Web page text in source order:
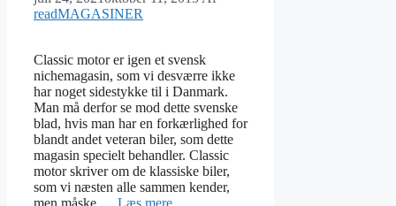
readMAGASINER
Classic motor er igen et svensk
nichemagasin, som vi desværre ikke
har noget sidestykke til i Danmark.
Man må derfor se mod dette svenske
blad, hvis man har en forkærlighed for
blandt andet veteran biler, som dette
magasin specielt behandler. Classic
motor skriver om de klassiske biler,
som vi næsten alle sammen kender,
men måske … Læs mere